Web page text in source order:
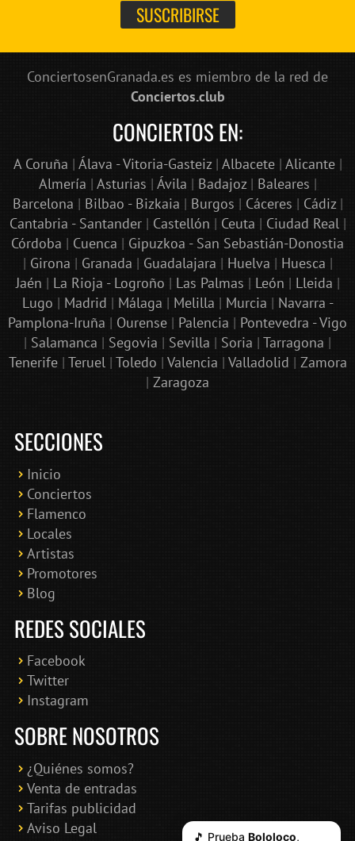
ConciertosenGranada.es es miembro de la red de
Conciertos.club
CONCIERTOS EN:
A Coruña | Álava - Vitoria-Gasteiz| Albacete| Alicante|
Almería | Asturias | Ávila | Badajoz| Baleares |
Barcelona | Bilbao - Bizkaia | Burgos | Cáceres | Cádiz|
Cantabria - Santander| Castellón | Ceuta | Ciudad Real|
Córdoba | Cuenca | Gipuzkoa - San Sebastián-Donostia
| Girona | Granada | Guadalajara | Huelva | Huesca |
Jaén | La Rioja - Logroño | Las Palmas | León | Lleida |
Lugo | Madrid | Málaga | Melilla | Murcia | Navarra -
Pamplona-Iruña | Ourense | Palencia | Pontevedra - Vigo
| Salamanca | Segovia | Sevilla | Soria | Tarragona |
Tenerife| Teruel| Toledo | Valencia | Valladolid | Zamora
| Zaragoza
SECCIONES
Inicio
Conciertos
Flamenco
Locales
Artistas
Promotores
Blog
REDES SOCIALES
Facebook
Twitter
Instagram
SOBRE NOSOTROS
¿Quiénes somos?
Venta de entradas
Tarifas publicidad
Aviso Legal
🎵 Prueba Bololoco,